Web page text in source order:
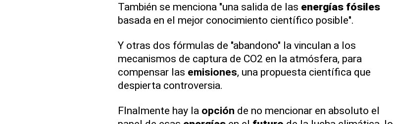
También se menciona "una salida de las energías fósiles
basada en el mejor conocimiento científico posible".
Y otras dos fórmulas de "abandono" la vinculan a los
mecanismos de captura de CO2 en la atmósfera, para
compensar las emisiones, una propuesta científica que
despierta controversia.
FInalmente hay la opción de no mencionar en absoluto el